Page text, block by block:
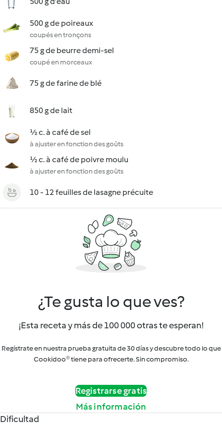
500 g de poireaux
coupés en tronçons
75 g de beurre demi-sel
coupé en morceaux
75 g de farine de blé
850 g de lait
½ c. à café de sel
à ajuster en fonction des goûts
½ c. à café de poivre moulu
à ajuster en fonction des goûts
10 - 12 feuilles de lasagne précuite
¿Te gusta lo que ves?
¡Esta receta y más de 100 000 otras te esperan!
Regístrate en nuestra prueba gratuita de 30 días y descubre todo lo que
Cookidoo® tiene para ofrecerte. Sin compromiso.
Registrarse gratis
Más información
Dificultad